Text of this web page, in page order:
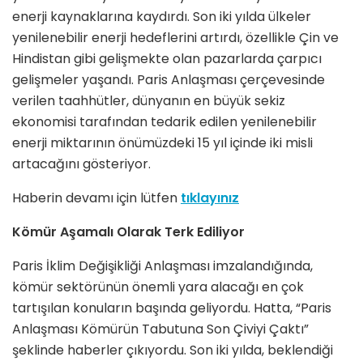
enerji kaynaklarına kaydırdı. Son iki yılda ülkeler
yenilenebilir enerji hedeflerini artırdı, özellikle Çin ve
Hindistan gibi gelişmekte olan pazarlarda çarpıcı
gelişmeler yaşandı. Paris Anlaşması çerçevesinde
verilen taahhütler, dünyanın en büyük sekiz
ekonomisi tarafından tedarik edilen yenilenebilir
enerji miktarının önümüzdeki 15 yıl içinde iki misli
artacağını gösteriyor.
Haberin devamı için lütfen tıklayınız
Kömür Aşamalı Olarak Terk Ediliyor
Paris İklim Değişikliği Anlaşması imzalandığında,
kömür sektörünün önemli yara alacağı en çok
tartışılan konuların başında geliyordu. Hatta, “Paris
Anlaşması Kömürün Tabutuna Son Çiviyi Çaktı”
şeklinde haberler çıkıyordu. Son iki yılda, beklendiği